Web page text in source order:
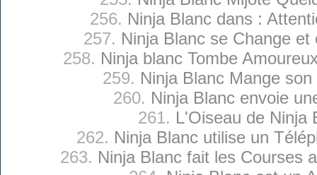
256. Ninja Blanc dans :
257. Ninja Blanc se Change et
258. Ninja blanc Tombe
259. Ninja Blanc Mange
260. Ninja Blanc envoie
261. L'Oiseau de Ninja
262. Ninja Blanc utilise un
263. Ninja Blanc fait les Courses